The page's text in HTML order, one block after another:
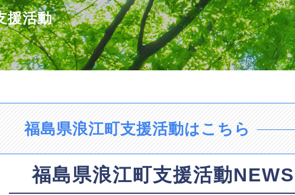
援活動
福島県浪江町支援活動はこちら
福島県浪江町支援活動NEWS